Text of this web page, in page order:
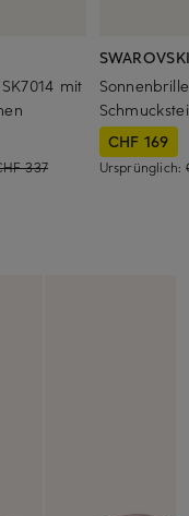
mit
337
CHF 169
Ursprünglich: